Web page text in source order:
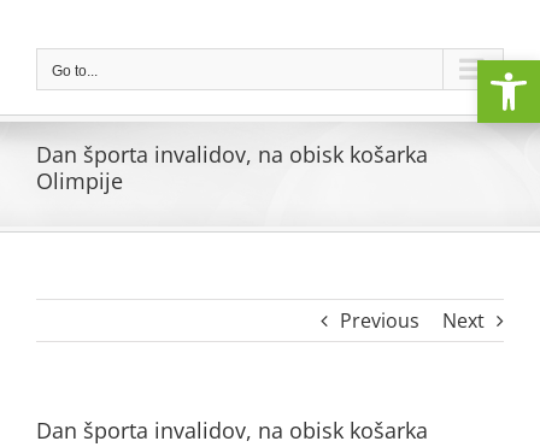
contentGo to...
Dan športa invalidov, na obisk košarka
Olimpije
Previous Next
Dan športa invalidov, na obisk košarka